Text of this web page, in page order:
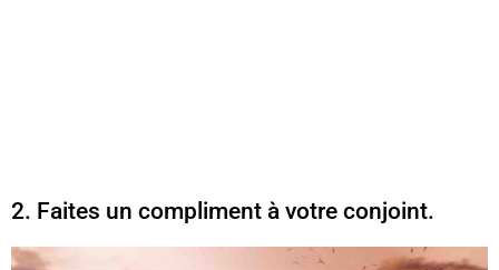
2. Faites un compliment à votre conjoint.